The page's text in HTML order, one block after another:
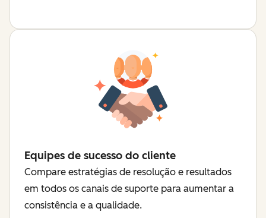
Equipes de sucesso do cliente
Compare estratégias de resolução e resultados
em todos os canais de suporte para aumentar a
consistência e a qualidade.